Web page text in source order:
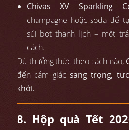
Chivas XV Sparkling
champagne hoặc soda để
sủi bọt thanh lịch – một
cách.
Dù thưởng thức theo cách nào,
đến cảm giác sang trọng,
khởi.
8. Hộp quà Tết